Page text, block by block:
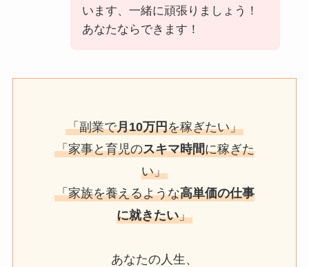
います、一緒に頑張りましょう！
あなたならできます！
「副業で月10万円を稼ぎたい」
「家事と育児のスキマ時間に稼ぎた
い」
「家族を養えるような高単価の仕事
に就きたい」
あなたの人生、